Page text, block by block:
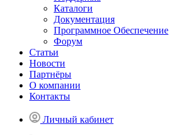
Каталоги
Документация
Программное Обеспечение
Форум
Статьи
Новости
Партнёры
О компании
Контакты
Личный кабинет